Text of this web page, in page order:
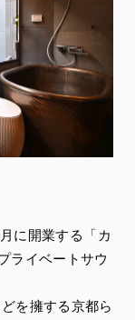
に開業する「カ
ライベートサウ
を擁する京都ら